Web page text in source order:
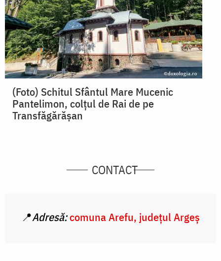
(Foto) Schitul Sfântul Mare Mucenic
Pantelimon, colțul de Rai de pe
Transfăgărășan
CONTACT
📍Adresă:comuna Arefu, județul Argeș